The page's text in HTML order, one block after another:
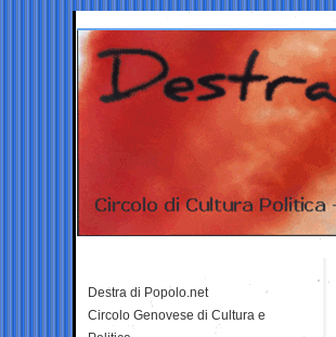
Destra di Popolo.net
Circolo Genovese di Cultura e